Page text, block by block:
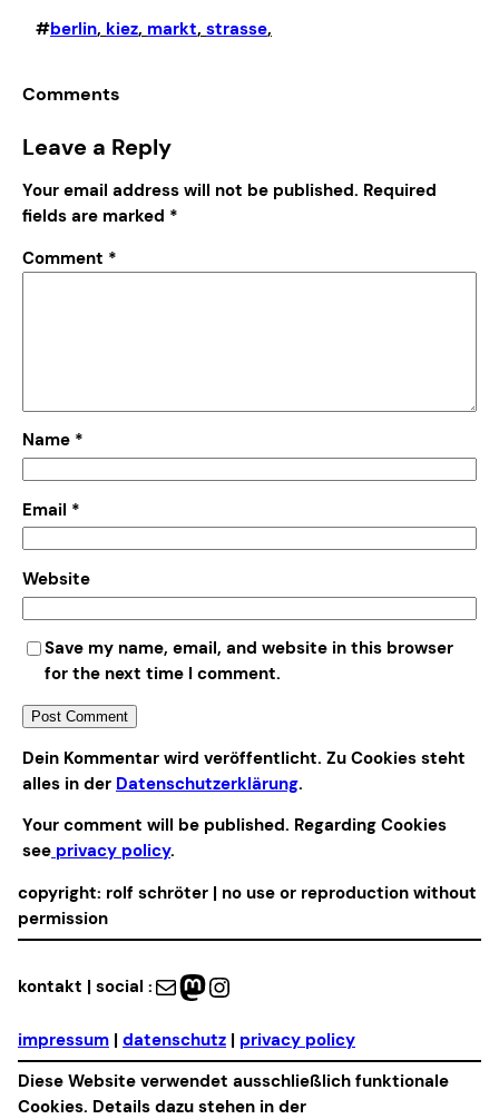
#berlin, kiez, markt, strasse,
Comments
Leave a Reply
Your email address will not be published. Required
fields are marked *
Comment *
Name *
Email *
Website
Save my name, email, and website in this browser
for the next time I comment.
Alternative:
Dein Kommentar wird veröffentlicht. Zu Cookies steht
alles in der Datenschutzerklärung.
Your comment will be published. Regarding Cookies
see privacy policy.
copyright: rolf schröter | no use or reproduction without
permission
kontakt | social : Mail Mastodon Instagram
impressum | datenschutz | privacy policy
Diese Website verwendet ausschließlich funktionale
Cookies. Details dazu stehen in der